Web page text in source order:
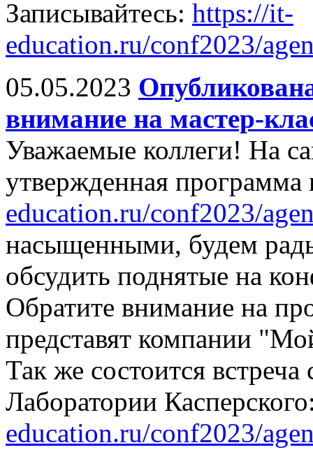
Записывайтесь: https://it-
education.ru/conf2023/
05.05.2023
внимание на мастер-
Уважаемые коллеги! На
утвержденная
education.ru/conf2023/
насыщенными, будем
обсудить поднятые на
Обратите внимание на
представят компании
Так же состоится встреча
Лаборатории
education.ru/conf2023/